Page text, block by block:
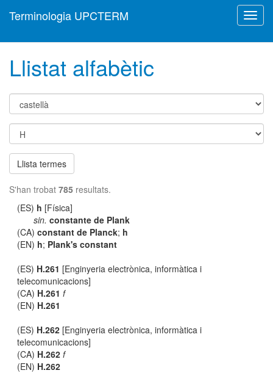
Terminologia UPCTERM
Llistat alfabètic
Llista termes
S'han trobat 785 resultats.
(ES) h [Física]
sin. constante de Plank
(CA)constant de Planck; h
(EN) h; Plank's constant
(ES) H.261 [Enginyeria electrònica, informàtica i
telecomunicacions]
(CA) H.261 f
(EN) H.261
(ES) H.262 [Enginyeria electrònica, informàtica i
telecomunicacions]
(CA) H.262 f
(EN) H.262